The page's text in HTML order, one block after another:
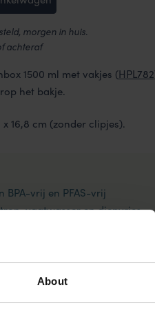
About
morgen in huis.
achteraf
1500 ml met vakjes (HPL782
het bakje.
16,8 cm (zonder clipjes).
BPA-vrij en PFAS-vrij
vaatwasser en diepvries